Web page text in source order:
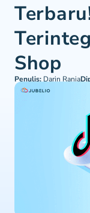
Shop
Penulis: Darin Rania